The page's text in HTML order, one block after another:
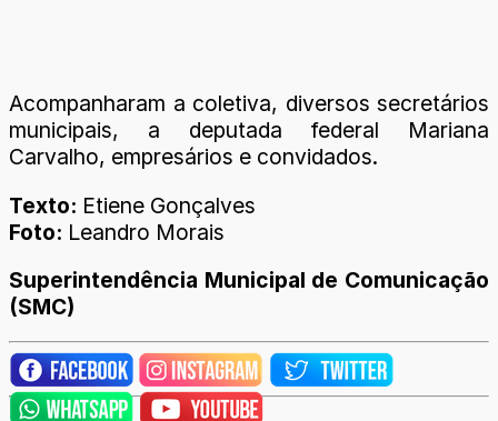
Acompanharam a coletiva, diversos secretários
municipais, a deputada federal Mariana
Carvalho, empresários e convidados.
Texto: Etiene Gonçalves
Foto: Leandro Morais
Superintendência Municipal de Comunicação
(SMC)